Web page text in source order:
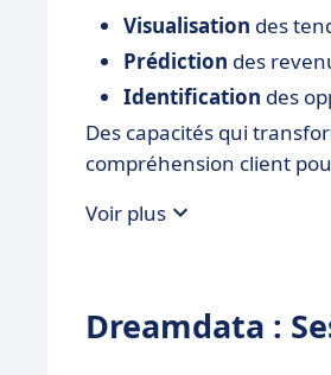
Visualisation des
Prédiction des
Identification des
Des capacités qui
compréhension client
Voir plus
Dreamdata :